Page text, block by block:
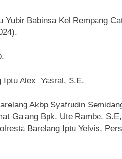
Babinsa Kel Rempang
Iptu Alex Yasral, S.E.
Akbp Syafrudin
Galang Bpk. Ute Rambe.
Barelang Iptu Yelvis,